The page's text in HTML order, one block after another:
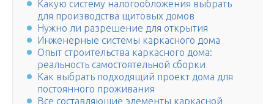
Какую систему налогообложения выбрать
для производства щитовых домов
Нужно ли разрешение для открытия
Инженерные системы каркасного дома
Опыт строительства каркасного дома:
реальность самостоятельной сборки
Как выбрать подходящий проект дома для
постоянного проживания
Все составляющие элементы каркасной